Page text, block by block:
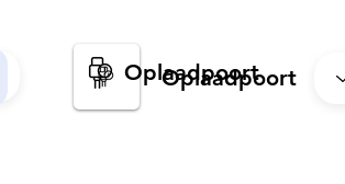
Oplaadpoort
Oplaadpoort